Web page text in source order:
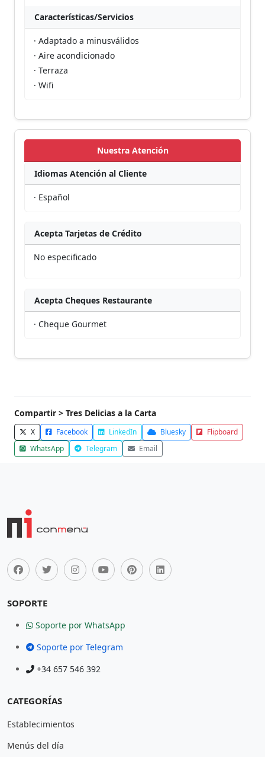
Características/Servicios
· Adaptado a minusválidos
· Aire acondicionado
· Terraza
· Wifi
Nuestra Atención
Idiomas Atención al Cliente
· Español
Acepta Tarjetas de Crédito
No especificado
Acepta Cheques Restaurante
· Cheque Gourmet
Compartir > Tres Delicias a la Carta
X Facebook LinkedIn Bluesky
Flipboard
WhatsApp
Telegram Email
SOPORTE
Soporte por WhatsApp
Soporte por Telegram
+34 657 546 392
CATEGORÍAS
Establecimientos
Menús del día